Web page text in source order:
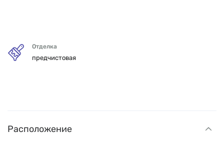
Отделка
предчистовая
Расположение